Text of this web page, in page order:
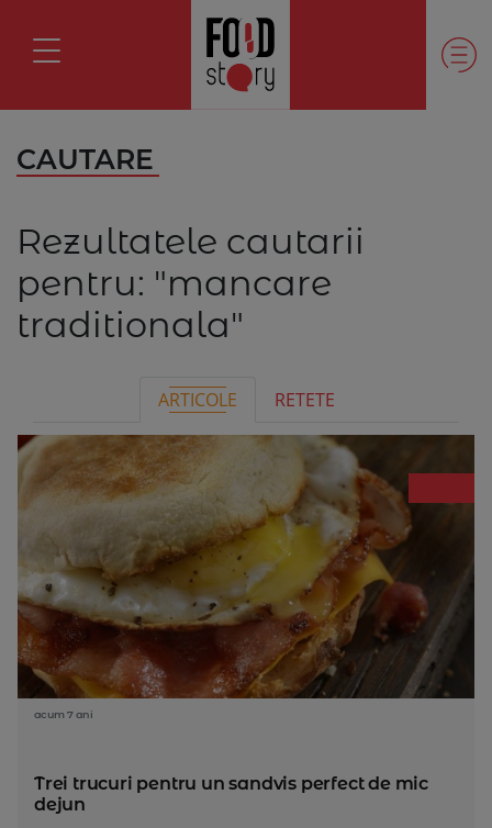
CAUTARE
Rezultatele cautarii
pentru: "mancare
traditionala"
ARTICOLE RETETE
acum 7 ani
Trei trucuri pentru un sandvis perfect de mic
dejun